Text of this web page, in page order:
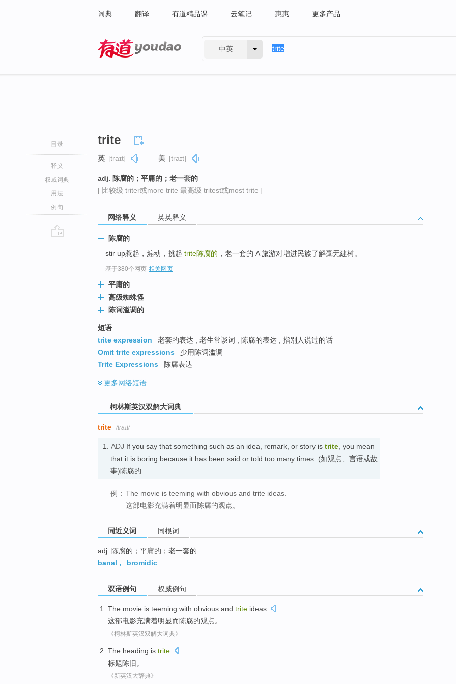
词典 翻译 有道精品课 云笔记 惠惠 更多产品
中英
目录
释义
权威词典
用法
例句
trite
英 [traɪt] 美 [traɪt]
adj. 陈腐的；平庸的；老一套的
[ 比较级 triter或more trite 最高级 tritest或most trite ]
网络释义 英英释义
陈腐的
stir up惹起，煽动，挑起 trite陈腐的 ，老一套的 A 旅游对增进民族了解毫无建树。
基于380个网页-相关网页
平庸的
高级蜘蛛怪
陈词滥调的
短语
trite expression
老套的表达 ; 老生常谈词 ; 陈腐的表达 ; 指别人说过的话
Omit trite expressions
少用陈词滥调
Trite Expressions
陈腐表达
更多网络短语
柯林斯英汉双解大词典
trite /traɪt/
1. ADJ If you say that something such as an idea, remark, or story is trite , you mean
that it is boring because it has been said or told too many times. (如观点、言语或故
事)陈腐的
例： The movie is teeming with obvious and trite ideas.
这部电影充满着明显而陈腐的观点。
同近义词 同根词
adj. 陈腐的；平庸的；老一套的
banal , bromidic
双语例句 权威例句
The movie is teeming with obvious and trite ideas
这部电影充满着明显而陈腐的观点。
《柯林斯英汉双解大词典》
The heading is trite
标题陈旧。
《新英汉大辞典》